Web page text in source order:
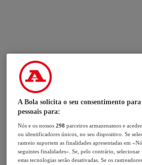
A Bola solicita o seu consentimento
pessoais para:
Nós e os nossos298 parceiros armazenamos e
ou identificadores únicos, no seu dispositivo. Se
rastreio suportem as finalidades apresentadas em
seguintes finalidades». Se, pelo contrário,
estas tecnologias serão desativadas. Se os